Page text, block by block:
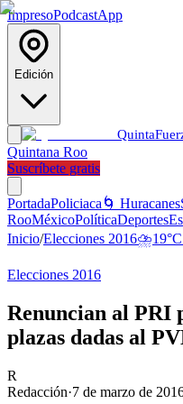
ImpresoPodcastApp
Edición
Quinta
Quintana Roo
Suscríbete gratis
PortadaPoliciaca 🌀 Huracanes
RooMéxicoPolíticaDeportes
Inicio/Elecciones 2016⛈️19°C
Elecciones 2016
Renuncian al PRI
plazas dadas al
R
Redacción·7 de marzo de